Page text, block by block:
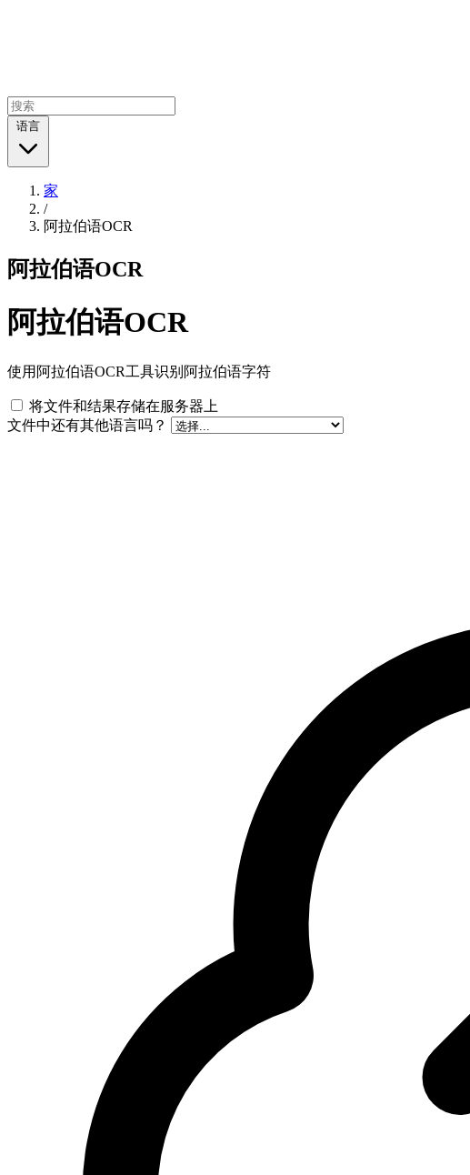
语言
家
/
阿拉伯语OCR
阿拉伯语OCR
阿拉伯语OCR
使用阿拉伯语OCR工具识别阿拉伯语字符
将文件和结果存储在服务器上
文件中还有其他语言吗？